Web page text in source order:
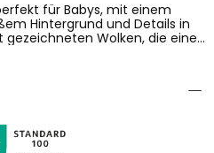
für Babys, mit einem
Hintergrund und Details in
Wolken, die eine
Ideal für Neugeborene bis
bietet Komfort und
Stil und der runde
erleichtern. Dieses vielseitige